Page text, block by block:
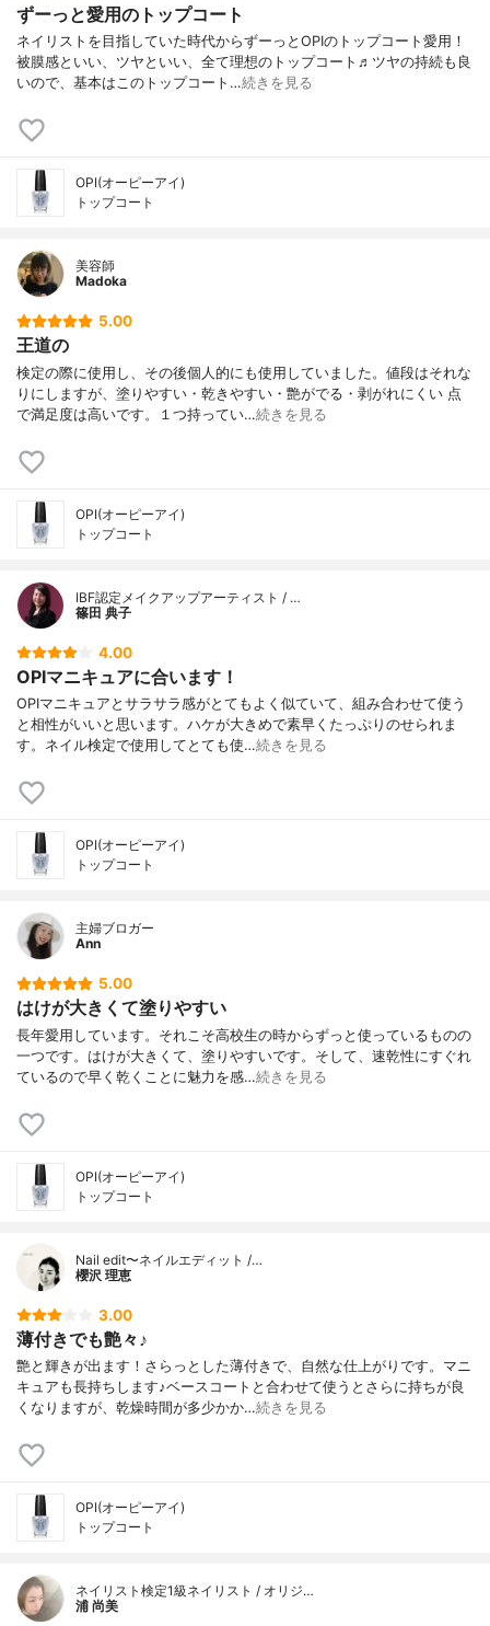
ずーっと愛用のトップコート
ネイリストを目指していた時代からずーっとOPIのトップコート愛用！
被膜感といい、ツヤといい、全て理想のトップコート♬ツヤの持続も良
いので、基本はこのトップコート…続きを見る
OPI(オーピーアイ)
トップコート
美容師
Madoka
5.00
王道の
検定の際に使用し、その後個人的にも使用していました。値段はそれな
りにしますが、塗りやすい・乾きやすい・艶がでる・剥がれにくい 点
で満足度は高いです。１つ持ってい…続きを見る
OPI(オーピーアイ)
トップコート
IBF認定メイクアップアーティスト / …
篠田 典子
4.00
OPIマニキュアに合います！
OPIマニキュアとサラサラ感がとてもよく似ていて、組み合わせて使う
と相性がいいと思います。ハケが大きめで素早くたっぷりのせられま
す。ネイル検定で使用してとても使…続きを見る
OPI(オーピーアイ)
トップコート
主婦ブロガー
Ann
5.00
はけが大きくて塗りやすい
長年愛用しています。それこそ高校生の時からずっと使っているものの
一つです。はけが大きくて、塗りやすいです。そして、速乾性にすぐれ
ているので早く乾くことに魅力を感…続きを見る
OPI(オーピーアイ)
トップコート
Nail edit〜ネイルエディット /…
櫻沢 理恵
3.00
薄付きでも艶々♪
艶と輝きが出ます！さらっとした薄付きで、自然な仕上がりです。マニ
キュアも長持ちします♪ベースコートと合わせて使うとさらに持ちが良
くなりますが、乾燥時間が多少かか…続きを見る
OPI(オーピーアイ)
トップコート
ネイリスト検定1級ネイリスト / オリジ…
浦 尚美